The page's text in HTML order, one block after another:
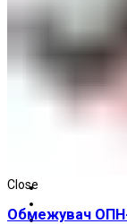
Корпуси
Штампи
Close
Обмежувач